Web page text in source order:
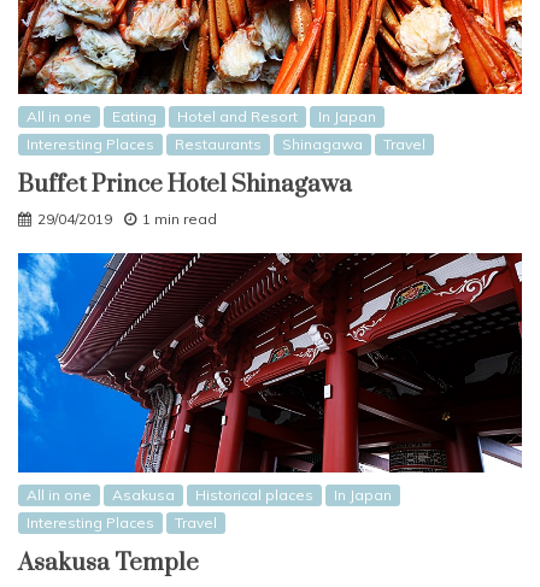
All in one Eating Hotel and Resort
In Japan
Interesting Places
Restaurants Shinagawa Travel
Buffet Prince Hotel Shinagawa
29/04/2019 1 min read
All in one Asakusa Historical places
In Japan
Interesting Places
Travel
Asakusa Temple